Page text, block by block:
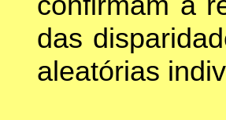
das
aleatórias